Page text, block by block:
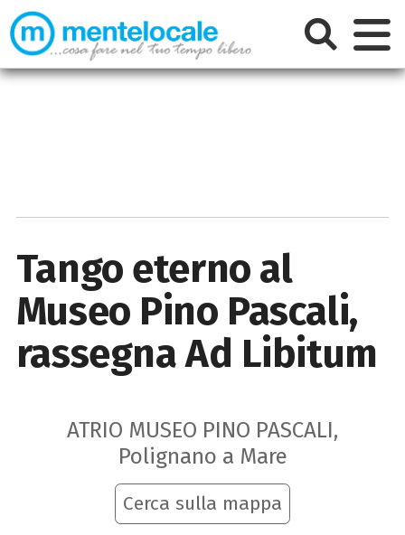
Tango eterno al
Museo Pino Pascali,
rassegna Ad Libitum
ATRIO MUSEO PINO PASCALI,
Polignano a Mare
Cerca sulla mappa